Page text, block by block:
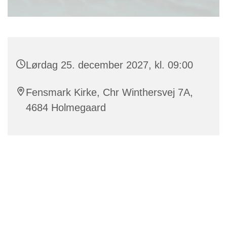
Lørdag 25. december 2027, kl. 09:00
Fensmark Kirke, Chr Winthersvej 7A,
4684 Holmegaard